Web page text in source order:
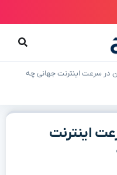
در سرعت اینترنت جهانی چه
اینترنت